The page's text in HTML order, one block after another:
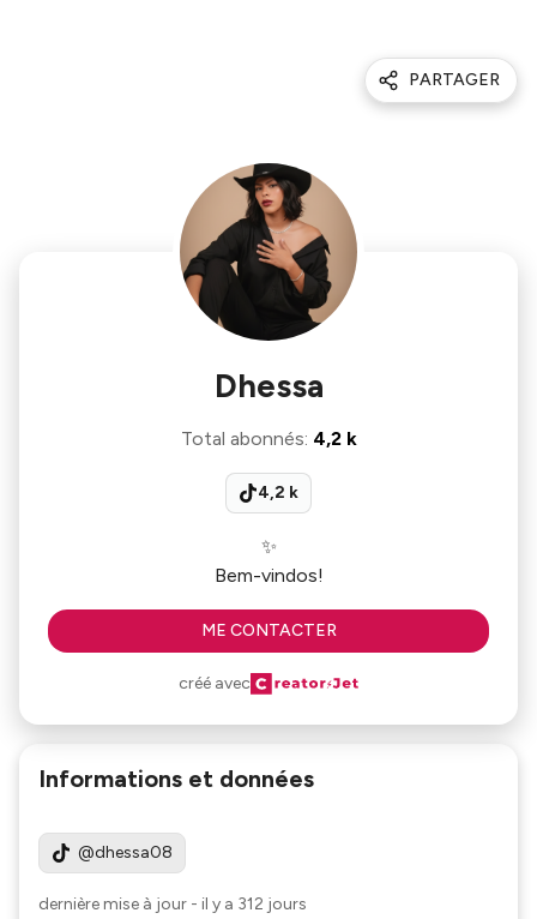
PARTAGER
Dhessa
Total abonnés: 4,2 k
4,2 k
✨️
Bem-vindos!
ME CONTACTER
créé avec
Informations et données
@dhessa08
dernière mise à jour - il y a 312 jours